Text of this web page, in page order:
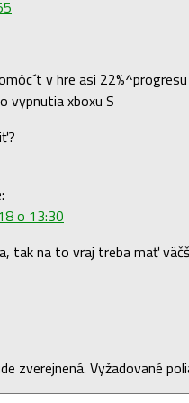
v hre asi
vypnutia xboxu S
o 13:30
tak na to vraj treba mať
zverejnená. Vyžadované